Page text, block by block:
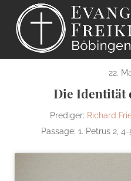
22.
Die Identität
Prediger: Richard
Passage: 1. Petrus 2, 4-